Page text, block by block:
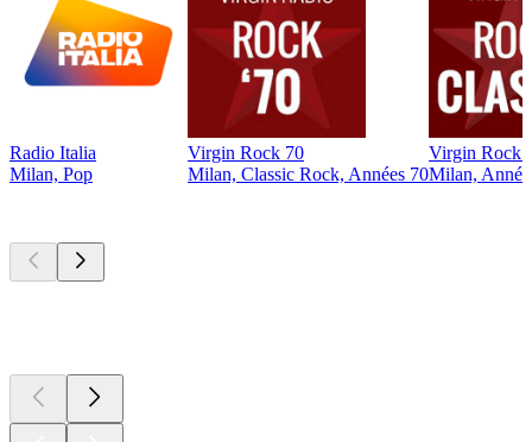
Radio Italia
Milan, Pop
Virgin Rock 70
Milan, Classic Rock, Années 70
Virgin Rock
Milan,